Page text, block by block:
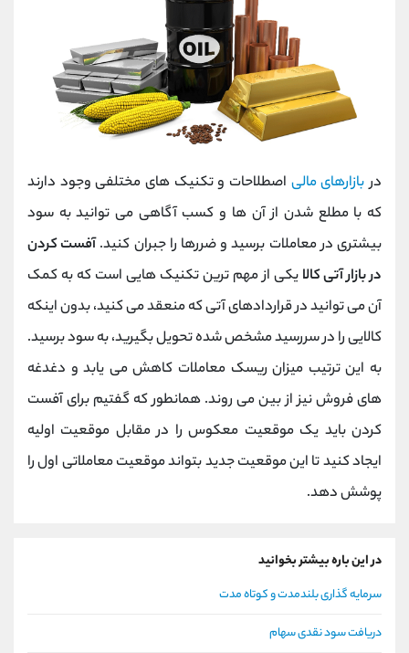
دربازارهای مالی اصطلاحات و تکنیک های مختلفی وجود دارند
که با مطلع شدن از آن ها و کسب آگاهی می توانید به سود
بیشتری در معاملات برسید و ضررها را جبران کنید.آفست کردن
در بازار آتی کالا یکی از مهم ترین تکنیک هایی است که به کمک
آن می توانید در قراردادهای آتی که منعقد می کنید، بدون اینکه
کالایی را در سررسید مشخص شده تحویل بگیرید، به سود برسید.
به این ترتیب میزان ریسک معاملات کاهش می یابد و دغدغه
های فروش نیز از بین می روند. همانطور که گفتیم برای آفست
کردن باید یک موقعیت معکوس را در مقابل موقعیت اولیه
ایجاد کنید تا این موقعیت جدید بتواند موقعیت معاملاتی اول را
پوشش دهد.
در این باره بیشتر بخوانید
سرمایه گذاری بلندمدت و کوتاه مدت
دریافت سود نقدی سهام